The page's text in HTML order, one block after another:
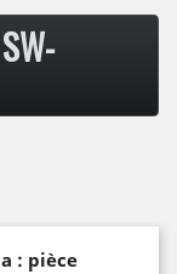
: pièce